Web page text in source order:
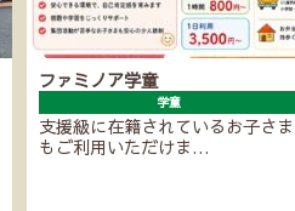
ファミノア学童
学童
支援級に在籍されているお子さま
もご利用いただけま…